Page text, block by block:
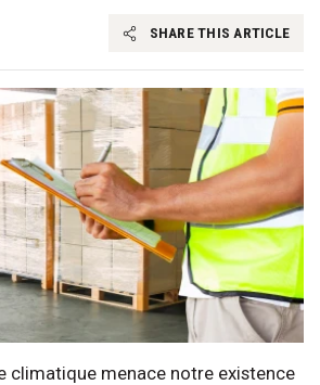
SHARE THIS ARTICLE
climatique menace notre existence